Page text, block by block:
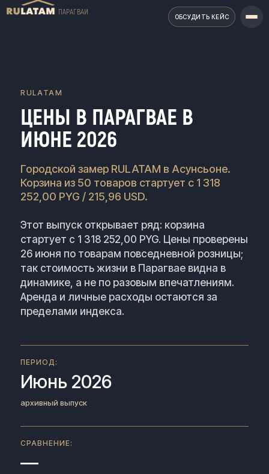
ПАРАГВАЙ ОБСУДИТЬ КЕЙС
RULATAM
ЦЕНЫ В ПАРАГВАЕ В
ИЮНЕ 2026
Городской замер RULATAM в Асунсьоне.
Корзина из 50 товаров стартует с 1 318
252,00 PYG / 215,96 USD.
Этот выпуск открывает ряд: корзина
стартует с 1 318 252,00 PYG. Цены проверены
26 июня по товарам повседневной розницы;
так стоимость жизни в Парагвае видна в
динамике, а не по разовым впечатлениям.
Аренда и личные расходы остаются за
пределами индекса.
ПЕРИОД:
Июнь 2026
архивный выпуск
СРАВНЕНИЕ:
—